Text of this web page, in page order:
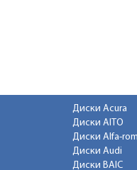
Диски Acura
Диски AITO
Диски Alfa-
Диски Audi
Диски BAIC